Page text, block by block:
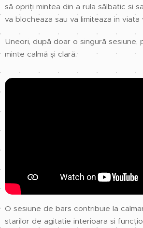
să opriți mintea din a rula sălbatic si
va blocheaza sau va limiteaza in viata
Uneori, după doar o singură sesiune,
minte calmă și clară.
O sesiune de bars contribuie la
starilor de agitatie interioara si